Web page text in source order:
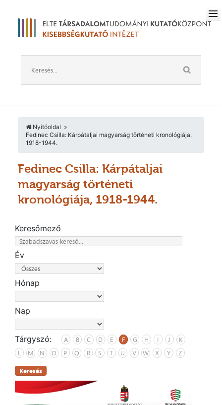
Nyitóoldal
Fedinec Csilla: Kárpátaljai magyarság történeti kronológiája,
1918-1944.
Fedinec Csilla: Kárpátaljai
magyarság történeti
kronológiája, 1918-1944.
Keresőmező
Év
Hónap
Nap
Tárgyszó: A B C D E F G H I J
K
L
M N O P Q R S T U V W X Y Z
Keresés